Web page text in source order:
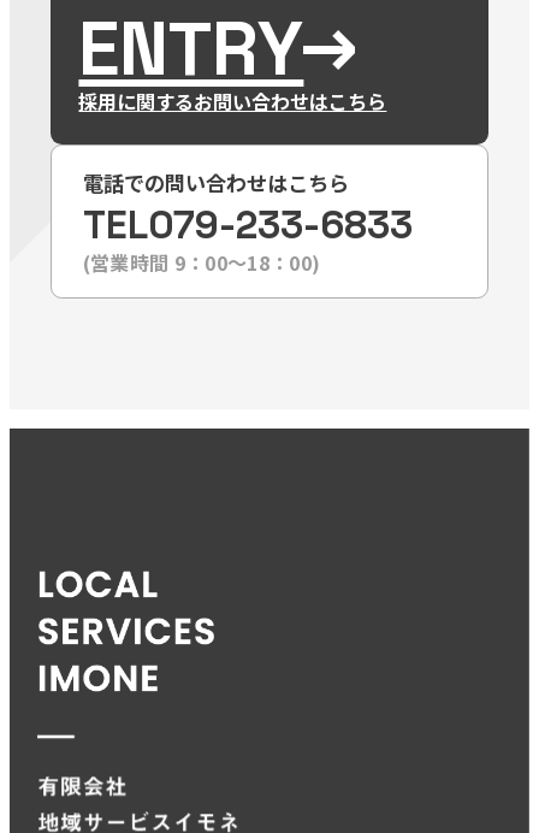
ENTRY
採用に関するお問い合わせはこちら
電話での問い合わせはこちら
TEL079-233-6833
(営業時間 9：00〜18：00)